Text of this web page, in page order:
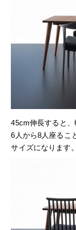
45cm伸長すると、
6人から8人座るこ
サイズになります。